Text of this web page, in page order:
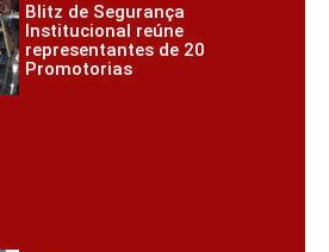
Blitz de Segurança
Institucional reúne
representantes de 20
Promotorias